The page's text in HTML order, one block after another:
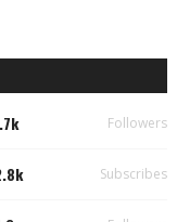
Followers
Subscribes